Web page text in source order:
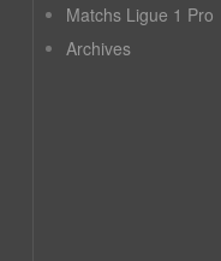
Matchs Ligue 1 Pro
Archives